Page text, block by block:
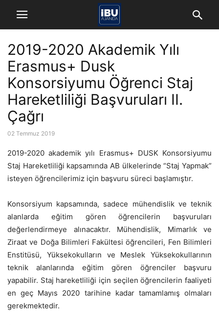
2019-2020 Akademik Yılı
Erasmus+ Dusk
Konsorsiyumu Öğrenci Staj
Hareketliliği Başvuruları II.
Çağrı
02 Temmuz 2019
2019-2020 akademik yılı Erasmus+ DUSK Konsorsiyumu
Staj Hareketliliği kapsamında AB ülkelerinde “Staj Yapmak”
isteyen öğrencilerimiz için başvuru süreci başlamıştır.
Konsorsiyum kapsamında, sadece mühendislik ve teknik
alanlarda eğitim gören öğrencilerin başvuruları
değerlendirmeye alınacaktır. Mühendislik, Mimarlık ve
Ziraat ve Doğa Bilimleri Fakültesi öğrencileri, Fen Bilimleri
Enstitüsü, Yüksekokulların ve Meslek Yüksekokullarının
teknik alanlarında eğitim gören öğrenciler başvuru
yapabilir. Staj hareketliliği için seçilen öğrencilerin faaliyeti
en geç Mayıs 2020 tarihine kadar tamamlamış olmaları
gerekmektedir.